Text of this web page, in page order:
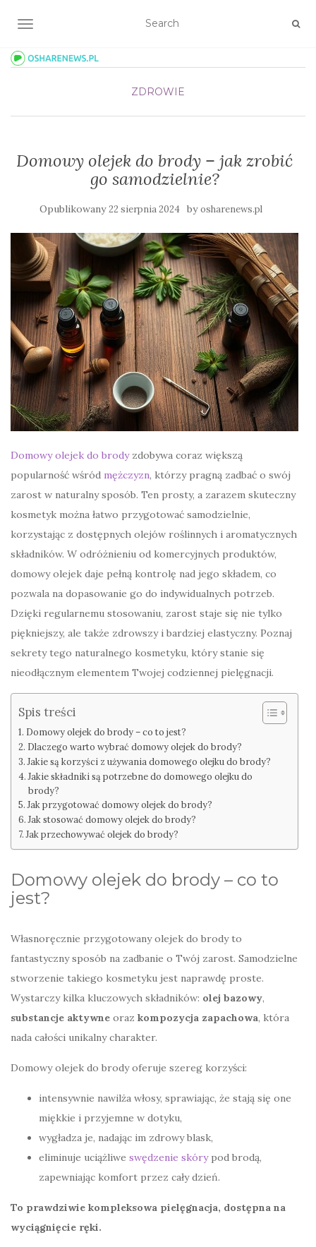
TOGGLE NAVIGATION
ZDROWIE
Domowy olejek do brody – jak zrobić
go samodzielnie?
Opublikowany22 sierpnia 2024 byosharenews.pl
Domowy olejek do brodyzdobywa coraz większą
popularność wśród mężczyzn, którzy pragną zadbać o swój
zarost w naturalny sposób. Ten prosty, a zarazem skuteczny
kosmetyk można łatwo przygotować samodzielnie,
korzystając z dostępnych olejów roślinnych i aromatycznych
składników. W odróżnieniu od komercyjnych produktów,
domowy olejek daje pełną kontrolę nad jego składem, co
pozwala na dopasowanie go do indywidualnych potrzeb.
Dzięki regularnemu stosowaniu, zarost staje się nie tylko
piękniejszy, ale także zdrowszy i bardziej elastyczny. Poznaj
sekrety tego naturalnego kosmetyku, który stanie się
nieodłącznym elementem Twojej codziennej pielęgnacji.
Spis treści
Domowy olejek do brody – co to jest?
Dlaczego warto wybrać domowy olejek do brody?
Jakie są korzyści z używania domowego olejku do brody?
Jakie składniki są potrzebne do domowego olejku do
brody?
Jak przygotować domowy olejek do brody?
Jak stosować domowy olejek do brody?
Jak przechowywać olejek do brody?
Domowy olejek do brody – co to
jest?
Własnoręcznie przygotowany olejek do brody to
fantastyczny sposób na zadbanie o Twój zarost. Samodzielne
stworzenie takiego kosmetyku jest naprawdę proste.
Wystarczy kilka kluczowych składników: olej bazowy,
substancje aktywne oraz kompozycja zapachowa, która
nada całości unikalny charakter.
Domowy olejek do brody oferuje szereg korzyści:
intensywnie nawilża włosy, sprawiając, że stają się one
miękkie i przyjemne w dotyku,
wygładza je, nadając im zdrowy blask,
eliminuje uciążliwe swędzenie skórypod brodą,
zapewniając komfort przez cały dzień.
To prawdziwie kompleksowa pielęgnacja, dostępna na
wyciągnięcie ręki.